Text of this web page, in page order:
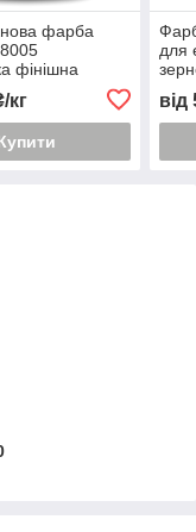
фарба
фінішна
кг
для
від